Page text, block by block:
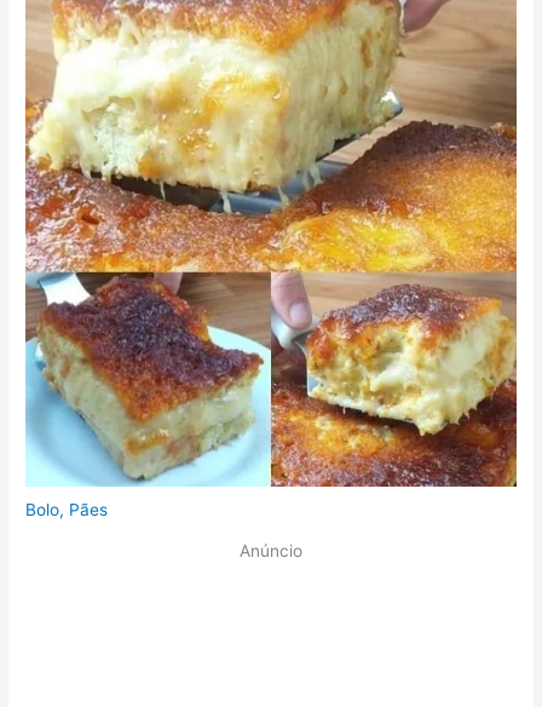
Bolo, Pães
Anúncio